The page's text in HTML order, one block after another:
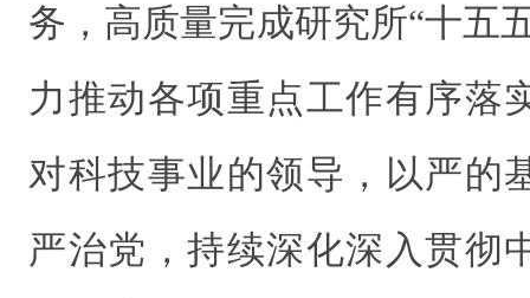
务，高质量完成研究所“十五
力推动各项重点工作有序落
对科技事业的领导，以严的
严治党，持续深化深入贯彻